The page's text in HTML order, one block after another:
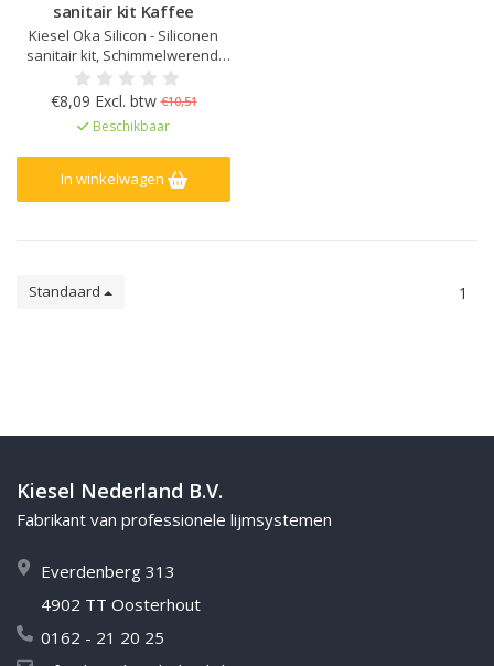
sanitair kit Kaffee
Kiesel Oka Silicon - Siliconen
sanitair kit, Schimmelwerend,
Verouderings- en UV bestendig,
Elastisch na uitharding, Kleur
afgestemd op Kiesel Servoperl
Royal, Zeer lage emissie
EC1Plus gelicentieerd
€8,09 Excl. btw €10,51
Beschikbaar
In winkelwagen
Standaard 1
Kiesel Nederland B.V.
Fabrikant van professionele lijmsystemen
Everdenberg 313
4902 TT Oosterhout
0162 - 21 20 25